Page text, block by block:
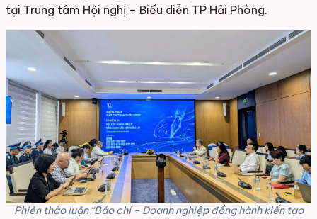
tại Trung tâm Hội nghị – Biểu diễn TP Hải Phòng.
Phiên thảo luận “Báo chí – Doanh nghiệp đồng hành kiến tạo